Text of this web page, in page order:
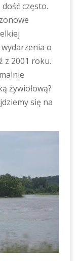
często.
o
z 2001 roku.
żywiołową?
się na